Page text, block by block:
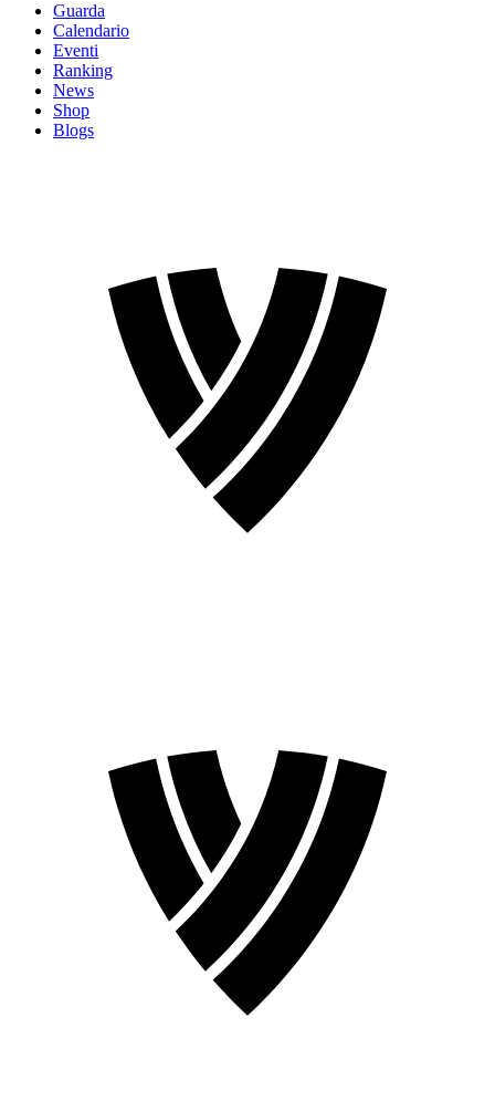
Guarda
Calendario
Eventi
Ranking
News
Shop
Blogs